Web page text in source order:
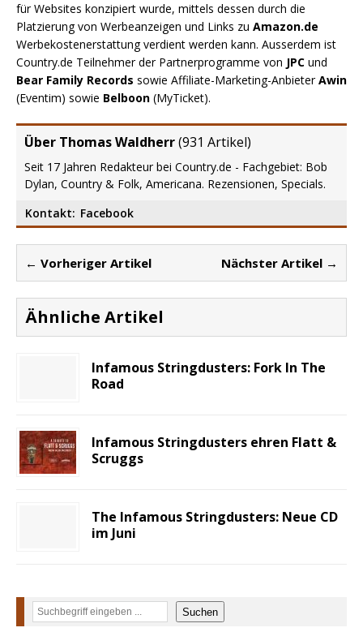
für Websites konzipiert wurde, mittels dessen durch die
Platzierung von Werbeanzeigen und Links zu Amazon.de
Werbekostenerstattung verdient werden kann. Ausserdem ist
Country.de Teilnehmer der Partnerprogramme von JPC und
Bear Family Records sowie Affiliate-Marketing-AnbieterAwin
(Eventim) sowie Belboon (MyTicket).
Über Thomas Waldherr(931 Artikel)
Seit 17 Jahren Redakteur bei Country.de - Fachgebiet: Bob
Dylan, Country & Folk, Americana. Rezensionen, Specials.
Kontakt: Facebook
← Vorheriger Artikel Nächster Artikel →
Ähnliche Artikel
Infamous Stringdusters: Fork In The
Road
Infamous Stringdusters ehren Flatt &
Scruggs
The Infamous Stringdusters: Neue CD
im Juni
Suchen Suchen